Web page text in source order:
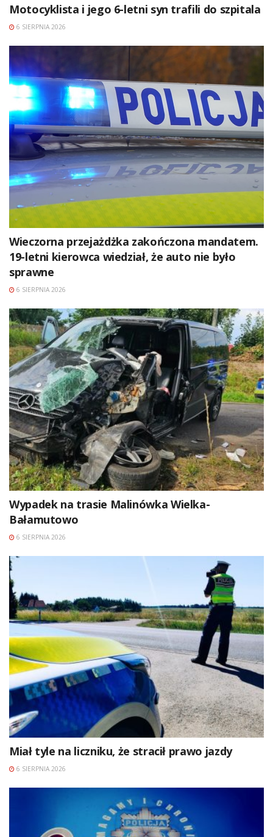
Motocyklista i jego 6-letni syn trafili do szpitala
6 SIERPNIA 2026
Wieczorna przejażdżka zakończona mandatem.
19-letni kierowca wiedział, że auto nie było
sprawne
6 SIERPNIA 2026
Wypadek na trasie Malinówka Wielka-
Bałamutowo
6 SIERPNIA 2026
Miał tyle na liczniku, że stracił prawo jazdy
6 SIERPNIA 2026